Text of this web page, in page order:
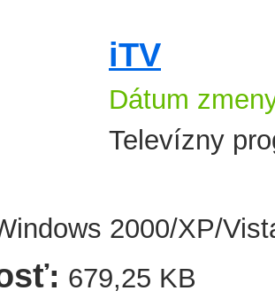
iTV
Dátum
Televízny
2000/XP/
679,25 KB